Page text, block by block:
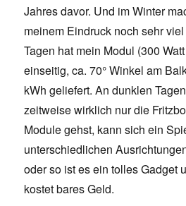
Jahres davor. Und im Winter
meinem Eindruck noch sehr
Tagen hat mein Modul (300
einseitig, ca. 70° Winkel am
kWh geliefert. An dunklen
zeitweise wirklich nur die
Module gehst, kann sich ein
unterschiedlichen
oder so ist es ein tolles Gadget
kostet bares Geld.